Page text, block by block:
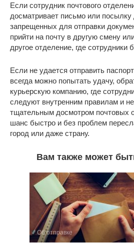
Если сотрудник почтового
досматривает письмо или
запрещенных для отправки
прийти на почту в другую смену
другое отделение, где сотрудники
Если не удается отправить
всегда можно попытать удачу,
курьерскую компанию, где
следуют внутренним правилам и
тщательным досмотром почтовых
шанс быстро и без проблем
город или даже страну.
Вам также может
Об отправке